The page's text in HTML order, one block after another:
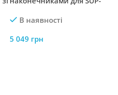
В наявності
5 049 грн